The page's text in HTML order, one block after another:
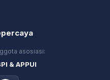
asosiasi:
& APPUI